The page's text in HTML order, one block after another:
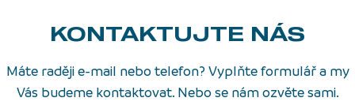
KONTAKTUJTE NÁS
Máte raději e-mail nebo telefon? Vyplňte formulář a my
Vás budeme kontaktovat. Nebo se nám ozvěte sami.